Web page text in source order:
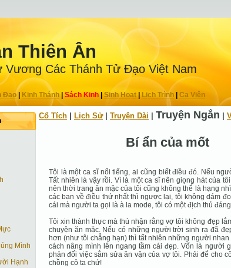
Thiên Ân
Vương Các Thánh Tử Ðạo Việt Nam
Ðạo| Kinh Thánh Sách Kinh|Sinh Hoạt| Lịch Trình Ca Viên
Mình
Hạnh
Cổ Tích Lịch Sử| Truyện Dài Truyện Ngắn
Bí ẩn của mốt
Tôi là một ca sĩ nổi tiếng, ai cũng biết điều đó. Nếu
Tất nhiên là vậy rồi. Vì là một ca sĩ nên giọng hát của
nên thời trang ăn mặc của tôi cũng không thể là hạng
các bạn về điều thứ nhất thì ngược lại, tôi không dám
cái mà người ta gọi là à la mode, tôi có một địch thủ
Tôi xin thành thực mà thú nhận rằng vợ tôi không đẹp
chuyện ăn mặc. Nếu có những người trời sinh ra đã
hơn (như tôi chẳng hạn) thì tất nhiên những người
cách nâng mình lên ngang tầm cái đẹp. Vốn là người
phản đối việc sắm sửa ăn vận của vợ tôi. Phải để cho
chồng cô ta chứ!